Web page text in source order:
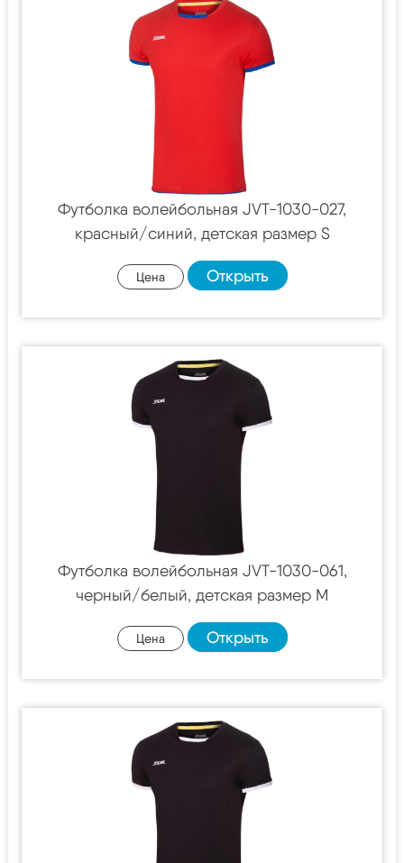
Футболка волейбольная JVT-1030-027,
красный/синий, детская размер S
Цена Открыть
Футболка волейбольная JVT-1030-061,
черный/белый, детская размер M
Цена Открыть